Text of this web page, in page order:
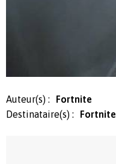
Auteur(s) :
Fortnite
Destinataire(s) :
Fortnite